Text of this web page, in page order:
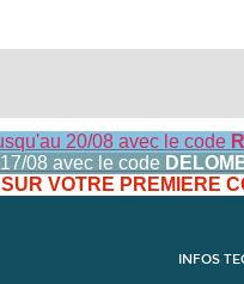
20/08 avec le code
08 avec le code
VOTRE PREMIERE
INFOS